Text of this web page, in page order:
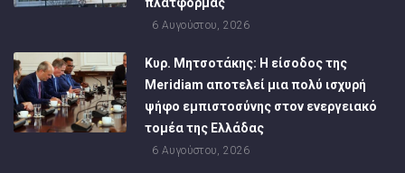
6 Αυγούστου, 2026
Κυρ. Μητσοτάκης: Η είσοδος της
Meridiam αποτελεί μια πολύ ισχυρή
ψήφο εμπιστοσύνης στον ενεργειακό
τομέα της Ελλάδας
6 Αυγούστου, 2026